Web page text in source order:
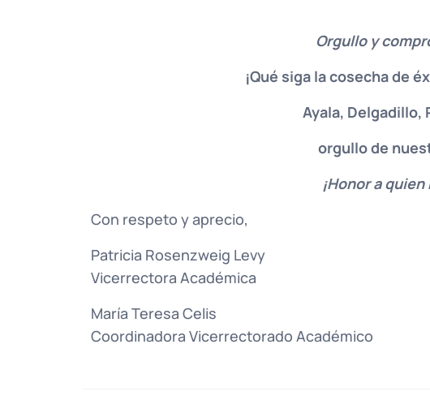
Orgullo y
¡Qué siga la cosecha de
Ayala, Delgadillo,
orgullo de
¡Honor a
Con respeto y aprecio,
Patricia Rosenzweig Levy
Vicerrectora Académica
María Teresa Celis
Coordinadora Vicerrectorado Académico